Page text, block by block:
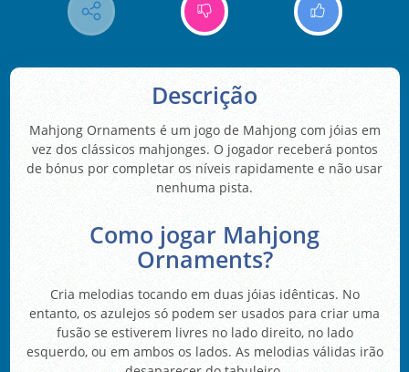
Descrição
Mahjong Ornaments é um jogo de Mahjong com jóias em
vez dos clássicos mahjonges. O jogador receberá pontos
de bónus por completar os níveis rapidamente e não usar
nenhuma pista.
Como jogar Mahjong
Ornaments?
Cria melodias tocando em duas jóias idênticas. No
entanto, os azulejos só podem ser usados para criar uma
fusão se estiverem livres no lado direito, no lado
esquerdo, ou em ambos os lados. As melodias válidas irão